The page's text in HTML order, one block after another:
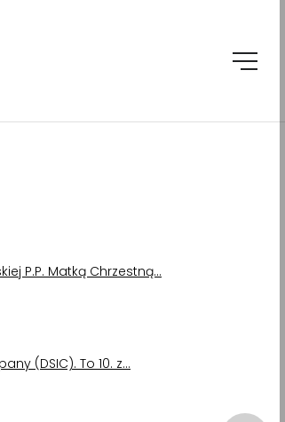
P.P. Matką Chrzestną…
(DSIC). To 10. z…